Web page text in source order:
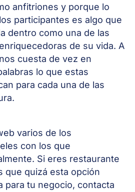
anfitriones y porque lo
participantes es algo que
dentro como una de las
de su vida. A
cuesta de vez en
lo que estas
para cada una de las
varios de los
con los que
Si eres restaurante
que quizá esta opción
para tu negocio, contacta